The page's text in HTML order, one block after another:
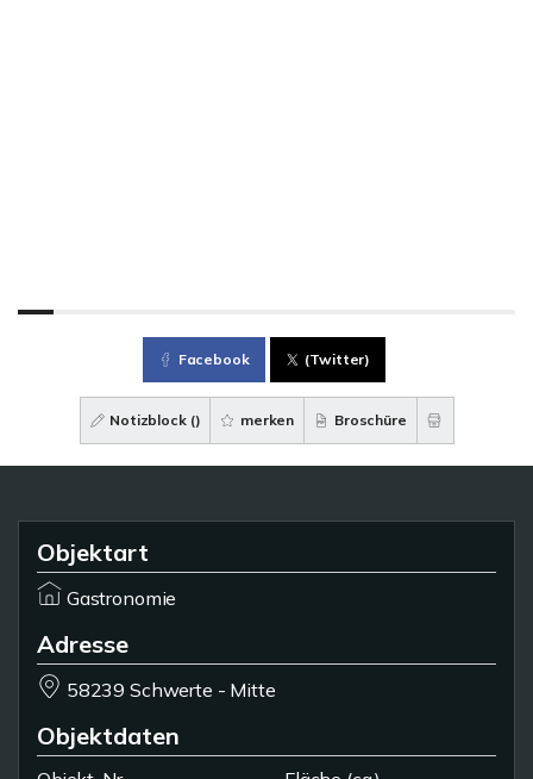
Facebook (Twitter)
Notizblock () merken Broschüre
Objektart
Gastronomie
Adresse
58239 Schwerte - Mitte
Objektdaten